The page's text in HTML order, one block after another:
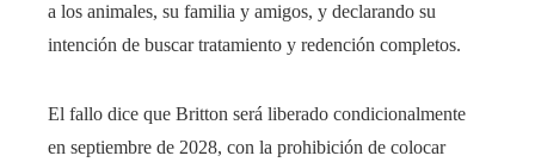
a los animales, su familia y amigos, y declarando su
intención de buscar tratamiento y redención completos.
El fallo dice que Britton será liberado condicionalmente
en septiembre de 2028, con la prohibición de colocar